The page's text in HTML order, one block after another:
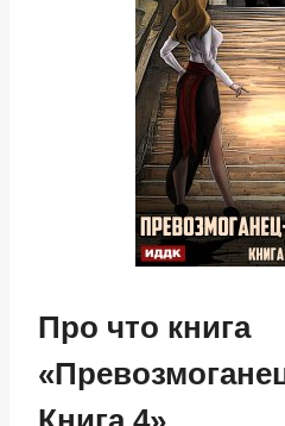
Про что книга